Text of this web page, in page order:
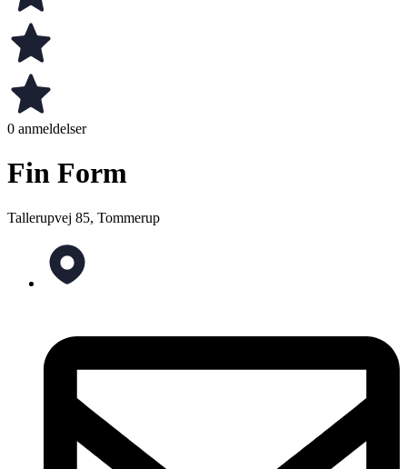
0 anmeldelser
Fin Form
Tallerupvej 85, Tommerup